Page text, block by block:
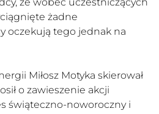
żadne
oczekują tego jednak na
Miłosz Motyka skierował
o zawieszenie akcji
świąteczno-noworoczny i